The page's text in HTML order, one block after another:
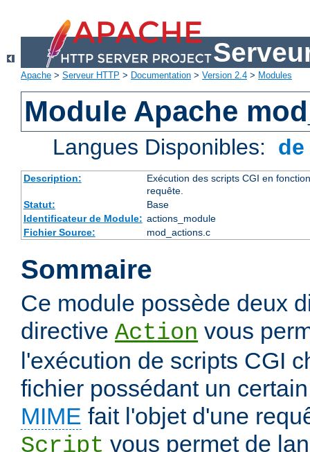
Apache > Serveur HTTP > Documentation > Version 2.4 > Modules
Module Apache
Langues Disponibles:
Description:
Exécution des scripts CGI en
requête.
Statut:
Base
Identificateur de Module: actions_module
Fichier Source:
mod_actions.c
Sommaire
Ce module possède deux
directive Action vous
l'exécution de scripts CGI
fichier possédant un
MIME fait l'objet d'une
Script vous permet de